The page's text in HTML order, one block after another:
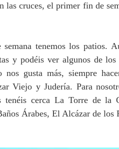
las cruces, el primer fin de
tenemos los patios.
y podéis ver algunos de
nos gusta más, siempre
Viejo y Judería. Para
tenéis cerca La Torre de
Árabes, El Alcázar de los